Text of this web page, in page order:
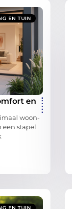
EN TUIN
en
woon-
een stapel
EN TUIN